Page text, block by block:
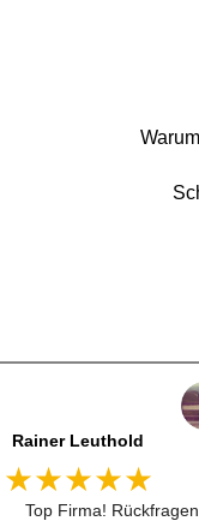
Dennis Lorenz (Inch)
★★★★★
Schneller Versandt, Top